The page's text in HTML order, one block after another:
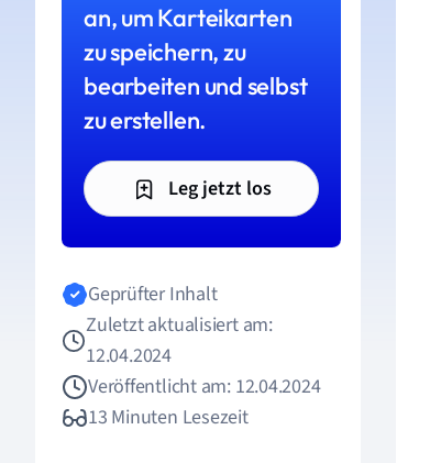
an, um Karteikarten
zu speichern, zu
bearbeiten und selbst
zu erstellen.
Leg jetzt los
Geprüfter Inhalt
Zuletzt aktualisiert am:
12.04.2024
Veröffentlicht am: 12.04.2024
13 Minuten Lesezeit